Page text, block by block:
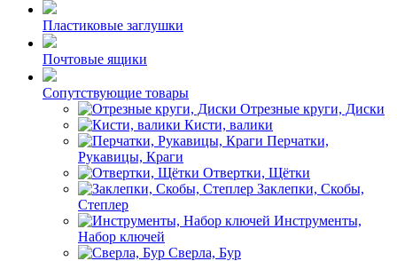
Пластиковые заглушки
Почтовые ящики
Сопутствующие товары
Отрезные круги, Диски
Кисти, валики
Перчатки,
Рукавицы, Краги
Отвертки, Щётки
Заклепки, Скобы,
Степлер
Инструменты,
Набор ключей
Сверла, Бур